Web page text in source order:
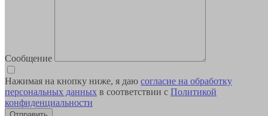
Сообщение
Нажимая на кнопку ниже, я даю согласие на обработку
персональных данных в соответствии с Политикой
конфиденциальности